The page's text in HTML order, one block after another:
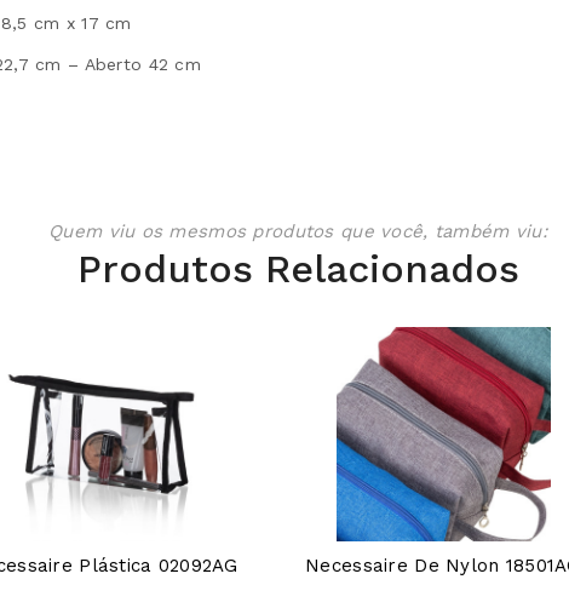
cm x 17 cm
cm – Aberto 42 cm
Quem viu os mesmos produtos que você, também viu:
Produtos Relacionados
Plástica 02092AG Necessaire De Nylon